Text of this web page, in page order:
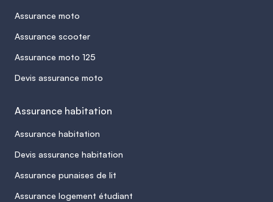
Assurance moto
Assurance scooter
Assurance moto 125
Devis assurance moto
Assurance habitation
Assurance habitation
Devis assurance habitation
Assurance punaises de lit
Assurance logement étudiant